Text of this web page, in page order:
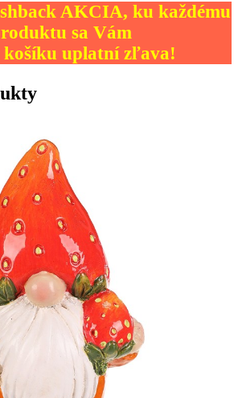
AKCIA, ku každému
sa Vám
uplatní zľava!